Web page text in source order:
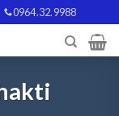
0964.32.9988